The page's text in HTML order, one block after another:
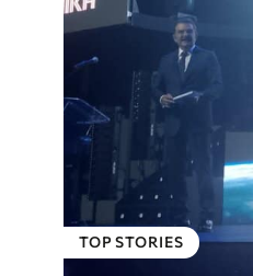
TOP STORIES